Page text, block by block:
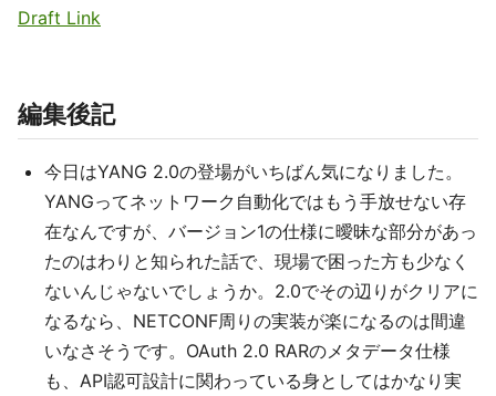
Draft Link
編集後記
今日はYANG 2.0の登場がいちばん気になりました。
YANGってネットワーク自動化ではもう手放せない存
在なんですが、バージョン1の仕様に曖昧な部分があっ
たのはわりと知られた話で、現場で困った方も少なく
ないんじゃないでしょうか。2.0でその辺りがクリアに
なるなら、NETCONF周りの実装が楽になるのは間違
いなさそうです。OAuth 2.0 RARのメタデータ仕様
も、API認可設計に関わっている身としてはかなり実